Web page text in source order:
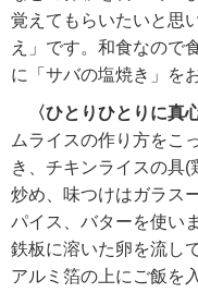
覚えてもらいたいと思
え」です。和食なので
に「サバの塩焼き」を
〈ひとりひとりに真
ムライスの作り方をこ
き、チキンライスの具
炒め、味つけはガラス
パイス、バターを使い
鉄板に溶いた卵を流し
アルミ箔の上にご飯を